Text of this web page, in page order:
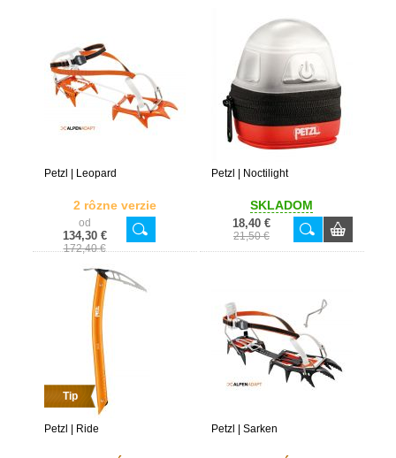
Petzl | Leopard
2 rôzne verzie
od
134,30 €
172,40 €
Petzl | Noctilight
SKLADOM
18,40 €
21,50 €
Tip
Petzl | Ride Petzl | Sarken